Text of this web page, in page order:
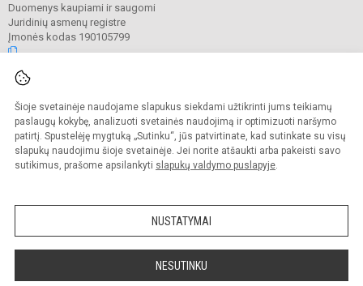
Šioje svetainėje naudojame slapukus siekdami užtikrinti jums teikiamų
paslaugų kokybę, analizuoti svetainės naudojimą ir optimizuoti naršymo
patirtį. Spustelėję mygtuką „Sutinku“, jūs patvirtinate, kad sutinkate su visų
slapukų naudojimu šioje svetainėje. Jei norite atšaukti arba pakeisti savo
sutikimus, prašome apsilankyti slapukų valdymo puslapyje.
NUSTATYMAI
NESUTINKU
Duomenys kaupiami ir saugomi
Juridinių asmenų registre
Įmonės kodas 190105799
Kopijuoti turinį be raštiško mokyklos administracijos sutikimo griežtai
draudžiama.
Prieinamumo paraiška Slapukų valdymas
Sumanus būdas atnaujinti